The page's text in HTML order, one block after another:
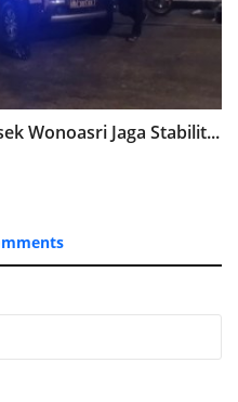
Wonoasri Jaga Stabilit...